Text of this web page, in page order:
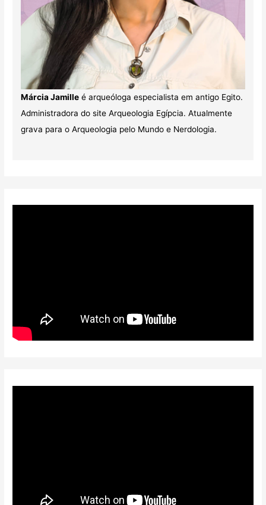
Márcia Jamilleé arqueóloga especialista em antigo Egito.
Administradora do site Arqueologia Egípcia. Atualmente
grava para o Arqueologia pelo Mundo e Nerdologia.